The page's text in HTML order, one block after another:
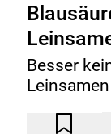
Besser
Artikel
Durch